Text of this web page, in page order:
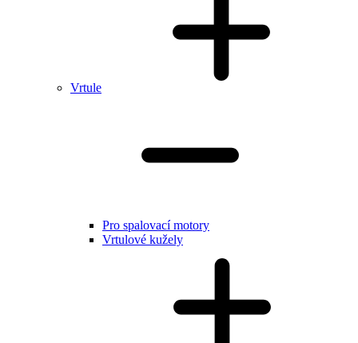
Vrtule
Pro spalovací motory
Vrtulové kužely